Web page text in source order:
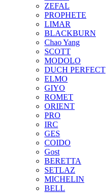
ZEFAL
PROPHETE
LIMAR
BLACKBURN
Chao Yang
SCOTT
MODOLO
DUCH PERFECT
ELMO
GIYO
ROMET
ORIENT
PRO
IRC
GES
COIDO
Gost
BERETTA
SETLAZ
MICHELIN
BELL